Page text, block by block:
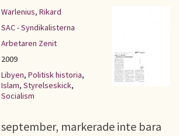
Warlenius, Rikard
SAC - Syndikalisterna
Arbetaren Zenit
2009
Libyen, Politisk historia,
Islam, Styrelseskick,
Socialism
september, markerade inte bara